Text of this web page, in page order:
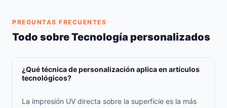
PREGUNTAS FRECUENTES
Todo sobre Tecnología personalizados
¿Qué técnica de personalización aplica en artículos
tecnológicos?
La impresión UV directa sobre la superficie es la más